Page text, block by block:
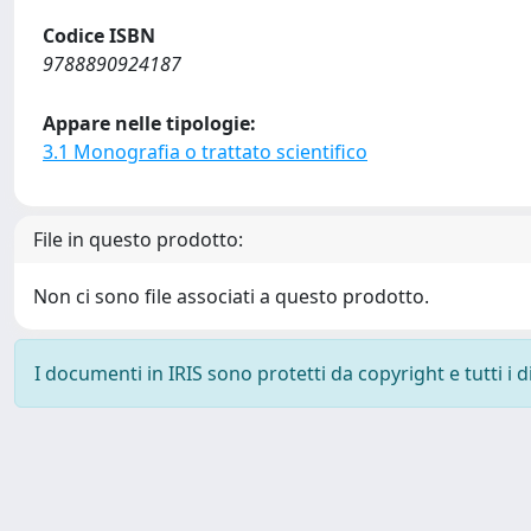
Codice ISBN
9788890924187
Appare nelle tipologie:
3.1 Monografia o trattato scientifico
File in questo prodotto:
Non ci sono file associati a questo prodotto.
I documenti in IRIS sono protetti da copyright e tutti i